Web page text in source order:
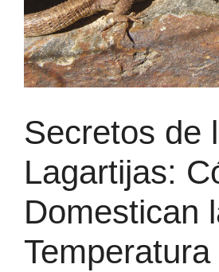
Secretos de
Lagartijas:
Domestican